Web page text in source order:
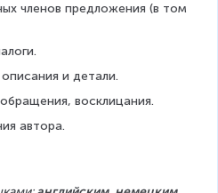
членов предложения (в том
и детали.
восклицания.
автора.